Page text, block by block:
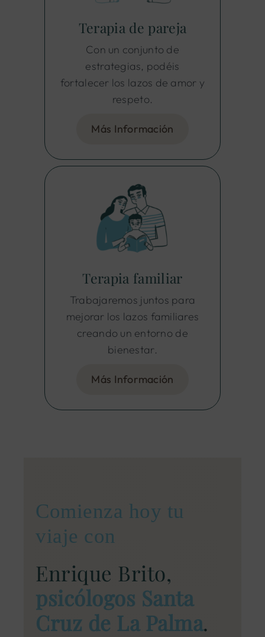
Terapia de pareja
Con un conjunto de
estrategias, podéis
fortalecer los lazos de amor y
respeto.
Más Información
Terapia familiar
Trabajaremos juntos para
mejorar los lazos familiares
creando un entorno de
bienestar.
Más Información
Comienza hoy tu
viaje con
Enrique Brito,
psicólogos Santa
Cruz de La Palma.